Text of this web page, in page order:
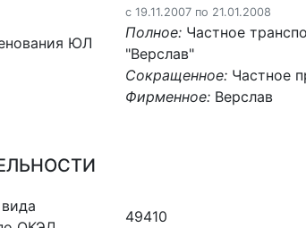
ЮЛ
c 19.11.2007 по 21.01.2008
Полное: Частное
"Верслав"
Сокращенное: Частное
Фирменное: Верслав
49410